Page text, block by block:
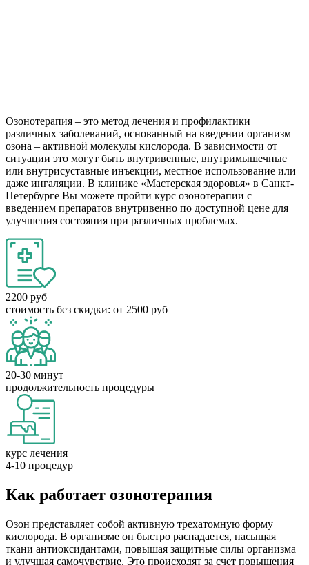
Озонотерапия – это метод лечения и профилактики
различных заболеваний, основанный на введении организм
озона – активной молекулы кислорода. В зависимости от
ситуации это могут быть внутривенные, внутримышечные
или внутрисуставные инъекции, местное использование или
даже ингаляции. В клинике «Мастерская здоровья» в Санкт-
Петербурге Вы можете пройти курс озонотерапии с
введением препаратов внутривенно по доступной цене для
улучшения состояния при различных проблемах.
2200 руб
стоимость без скидки: от 2500 руб
20-30 минут
продолжительность процедуры
курс лечения
4-10 процедур
Как работает озонотерапия
Озон представляет собой активную трехатомную форму
кислорода. В организме он быстро распадается, насыщая
ткани антиоксидантами, повышая защитные силы организма
и улучшая самочувствие. Это происходят за счет повышения